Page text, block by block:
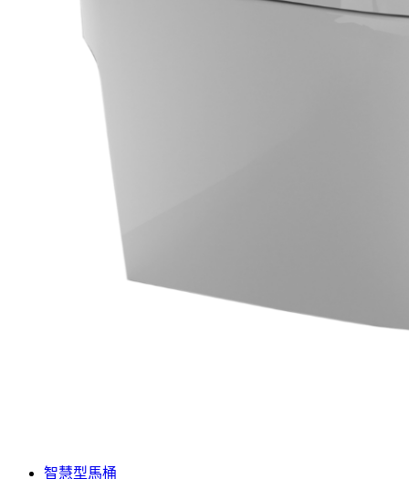
智慧型馬桶